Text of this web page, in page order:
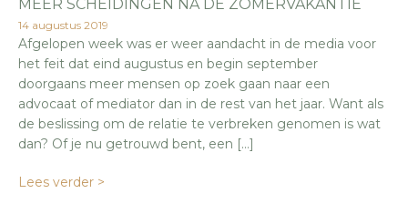
MEER SCHEIDINGEN NA DE ZOMERVAKANTIE
14 augustus 2019
Afgelopen week was er weer aandacht in de media voor
het feit dat eind augustus en begin september
doorgaans meer mensen op zoek gaan naar een
advocaat of mediator dan in de rest van het jaar. Want als
de beslissing om de relatie te verbreken genomen is wat
dan? Of je nu getrouwd bent, een […]
Lees verder >